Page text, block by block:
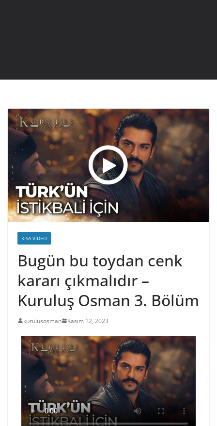
KISA VIDEO
Bugün bu toydan cenk
kararı çıkmalıdır –
Kuruluş Osman 3. Bölüm
kurulusosman Kasım 12, 2023